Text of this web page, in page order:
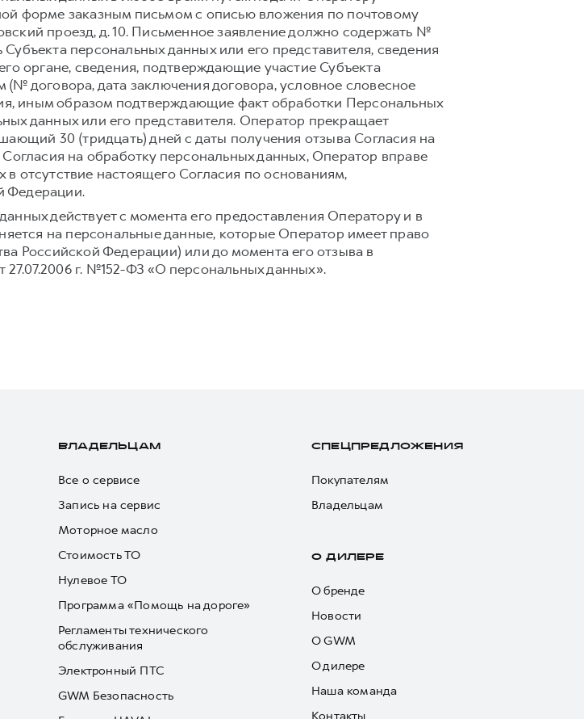
форме заказным письмом с описью вложения по почтовому
проезд, д. 10. Письменное заявление должно содержать №
персональных данных или его представителя, сведения
органе, сведения, подтверждающие участие Субъекта
договора, дата заключения договора, условное словесное
иным образом подтверждающие факт обработки Персональных
данных или его представителя. Оператор прекращает
30 (тридцать) дней с даты получения отзыва Согласия на
на обработку персональных данных, Оператор вправе
отсутствие настоящего Согласия по основаниям,
Федерации.
действует с момента его предоставления Оператору и в
на персональные данные, которые Оператор имеет право
Российской Федерации) или до момента его отзыва в
27.07.2006 г. №152-ФЗ «О персональных данных».
ВЛАДЕЛЬЦАМ
Все о сервисе
Запись на сервис
Моторное масло
Стоимость ТО
Нулевое ТО
Программа «Помощь на дороге»
Регламенты технического
обслуживания
Электронный ПТС
GWM Безопасность
СПЕЦПРЕДЛОЖЕНИЯ
Покупателям
Владельцам
О ДИЛЕРЕ
О бренде
Новости
О GWM
О дилере
Наша команда
Контакты